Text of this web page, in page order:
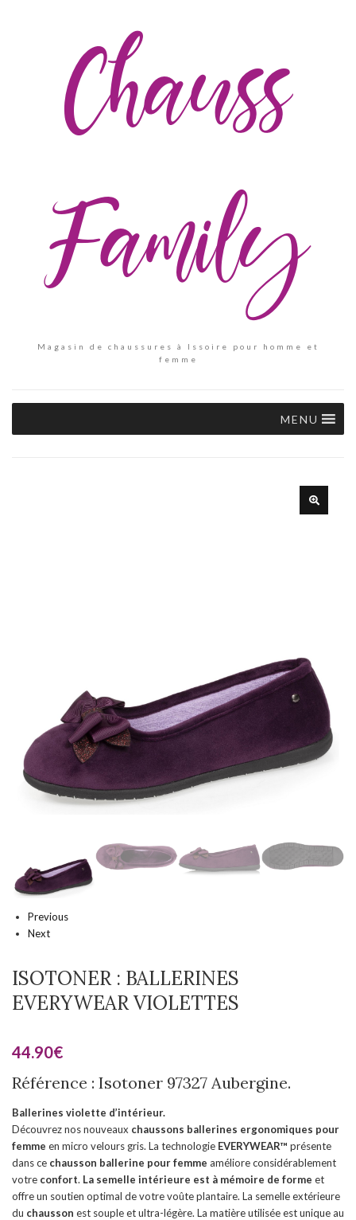
Chauss
Family
Magasin de chaussures à Issoire pour homme et
femme
MENU
Previous
Next
ISOTONER : BALLERINES
EVERYWEAR VIOLETTES
44.90€
Référence : Isotoner 97327 Aubergine.
Ballerines violette d’intérieur.
Découvrez nos nouveaux chaussons ballerines ergonomiques pour
femme en micro velours gris. La technologie EVERYWEAR™ présente
dans ce chausson ballerine pour femme améliore considérablement
votre confort. La semelle intérieure est à mémoire de forme et
offre un soutien optimal de votre voûte plantaire. La semelle extérieure
du chausson est souple et ultra-légère. La matière utilisée est unique au